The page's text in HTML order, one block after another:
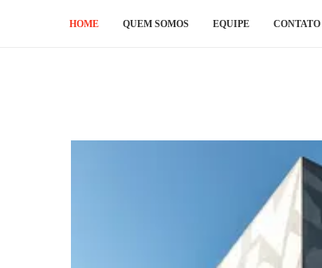
HOME QUEM SOMOS EQUIPE CONTATO